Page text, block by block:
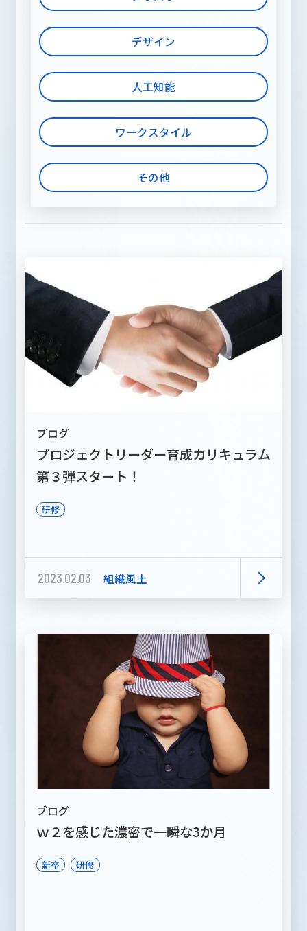
デザイン
人工知能
ワークスタイル
その他
ブログ
プロジェクトリーダー育成カリキュラム
第３弾スタート！
研修
2023.02.03 組織風土
ブログ
ｗ２を感じた濃密で一瞬な3か月
新卒 研修